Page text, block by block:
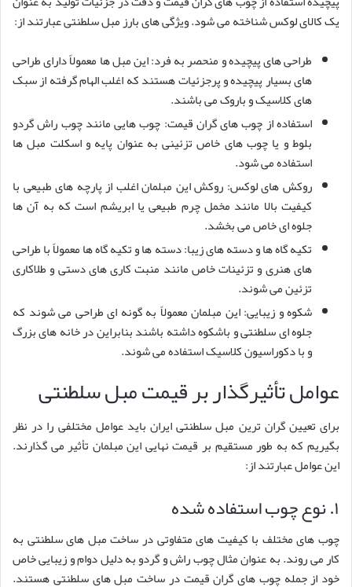
یک کالای لوکس شناخته می شود. ویژگی های بارز مبل سلطنتی عبارتند از:
طراحی های پیچیده و منحصر به فرد: این مبل ها معمولاً دارای طراحی
های بسیار پیچیده و پرجزئیات هستند که اغلب الهام گرفته از سبک
های کلاسیک و باروک می باشند.
استفاده از چوب های گران قیمت: چوب هایی مانند چوب راش گردو
بلوط و یا چوب های خاص تزئینی به عنوان پایه و اسکلت مبل ها
استفاده می شود.
روکش های لوکس: روکش این مبلمان اغلب از پارچه های طبیعی با
کیفیت بالا مانند مخمل چرم طبیعی یا ابریشم است که به آن ها
جلوه ای خاص می بخشد.
تکیه گاه ها و دسته های زیبا: دسته ها و تکیه گاه ها معمولاً با طراحی
های هنری و تزئینات خاص مانند منبت کاری های دستی و طلاکاری
تزئین می شوند.
شکوه و زیبایی: این مبلمان معمولاً به گونه ای طراحی می شوند که
جلوه ای سلطنتی و باشکوه داشته باشند بنابراین در خانه های بزرگ
و با دکوراسیون کلاسیک استفاده می شوند.
عوامل تأثیرگذار بر قیمت مبل سلطنتی
برای تعیین گران ترین مبل سلطنتی ایران باید عوامل مختلفی را در نظر
بگیریم که به طور مستقیم بر قیمت نهایی این مبلمان تأثیر می گذارند.
این عوامل عبارتند از:
۱. نوع چوب استفاده شده
چوب های مختلف با کیفیت های متفاوتی در ساخت مبل های سلطنتی به
کار می روند. به عنوان مثال چوب راش و گردو به دلیل دوام و زیبایی خاص
خود از جمله چوب های گران قیمت در ساخت مبل های سلطنتی هستند.